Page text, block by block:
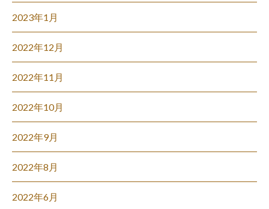
2023年1月
2022年12月
2022年11月
2022年10月
2022年9月
2022年8月
2022年6月